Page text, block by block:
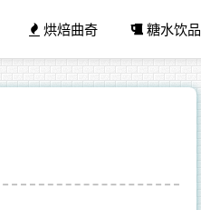
烘焙曲奇 糖水饮品